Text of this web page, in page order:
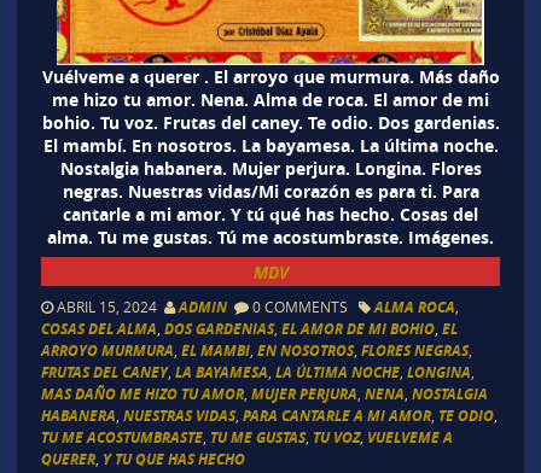
Vuélveme a querer . El arroyo que murmura. Más daño
me hizo tu amor. Nena. Alma de roca. El amor de mi
bohio. Tu voz. Frutas del caney. Te odio. Dos gardenias.
El mambí. En nosotros. La bayamesa. La última noche.
Nostalgia habanera. Mujer perjura. Longina. Flores
negras. Nuestras vidas/Mi corazón es para ti. Para
cantarle a mi amor. Y tú qué has hecho. Cosas del
alma. Tu me gustas. Tú me acostumbraste. Imágenes.
MDV
ABRIL 15, 2024 ADMIN 0 COMMENTS ALMA ROCA
COSAS DEL ALMA DOS GARDENIAS, EL AMOR DE MI BOHIO, EL
ARROYO MURMURA EL MAMBI, EN NOSOTROS, FLORES NEGRAS,
FRUTAS DEL CANEY, LA BAYAMESA LA ÚLTIMA NOCHE, LONGINA
MAS DAÑO ME HIZO TU AMOR, MUJER PERJURA NENA NOSTALGIA
HABANERA NUESTRAS VIDAS, PARA CANTARLE A MI AMOR, TE ODIO,
TU ME ACOSTUMBRASTE, TU ME GUSTAS, TU VOZ, VUELVEME A
QUERER, Y TU QUE HAS HECHO